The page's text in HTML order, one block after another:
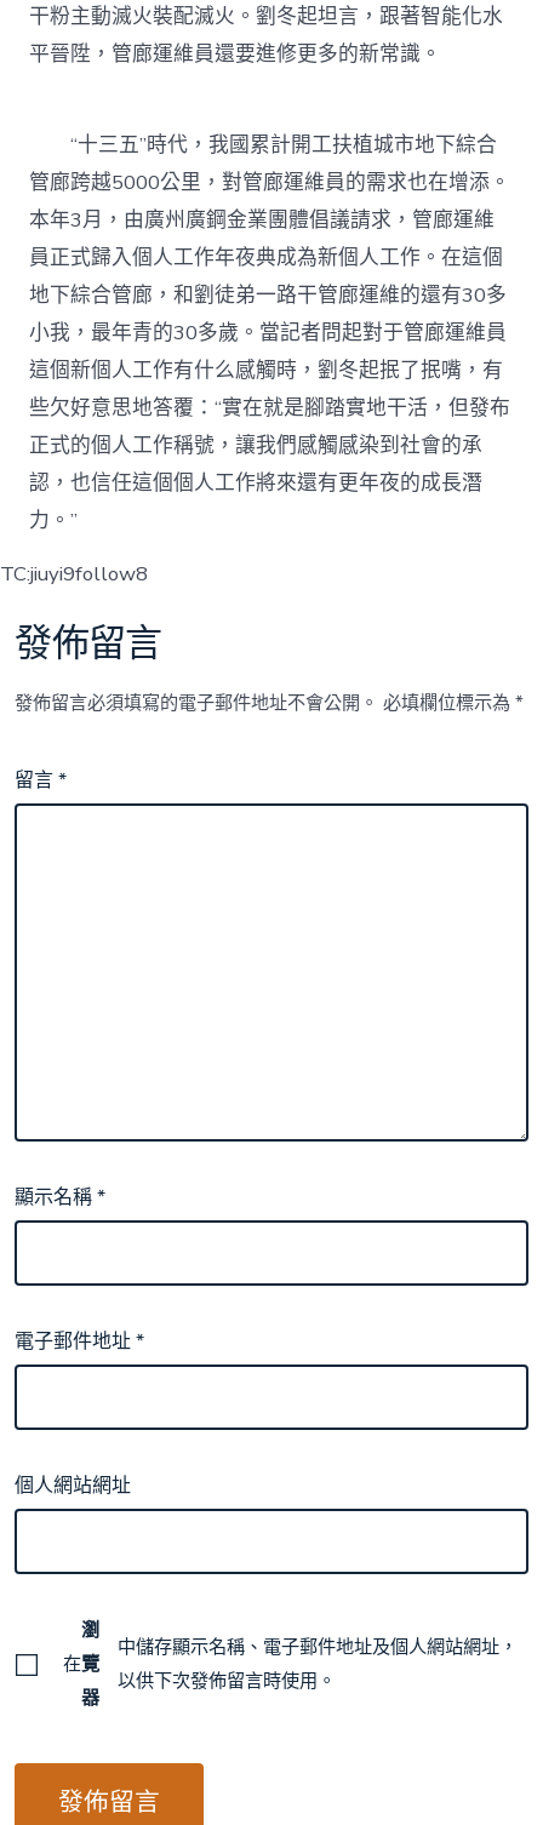
干粉主動滅火裝配滅火。劉冬起坦言，跟著智能化水
平晉陞，管廊運維員還要進修更多的新常識。
“十三五”時代，我國累計開工扶植城市地下綜合
管廊跨越5000公里，對管廊運維員的需求也在增添。
本年3月，由廣州廣鋼金業團體倡議請求，管廊運維
員正式歸入個人工作年夜典成為新個人工作。在這個
地下綜合管廊，和劉徒弟一路干管廊運維的還有30多
小我，最年青的30多歲。當記者問起對于管廊運維員
這個新個人工作有什么感觸時，劉冬起抿了抿嘴，有
些欠好意思地答覆：“實在就是腳踏實地干活，但發布
正式的個人工作稱號，讓我們感觸感染到社會的承
認，也信任這個個人工作將來還有更年夜的成長潛
力。”
TC:jiuyi9follow8
發佈留言
發佈留言必須填寫的電子郵件地址不會公開。 必填欄位標示為*
留言*
顯示名稱*
電子郵件地址*
個人網站網址
在
瀏
覽
器
中儲存顯示名稱、電子郵件地址及個人網站網址，
以供下次發佈留言時使用。